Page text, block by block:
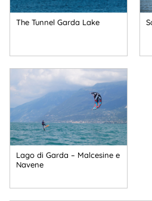
The Tunnel Garda Lake
Lago di Garda – Malcesine e
Navene